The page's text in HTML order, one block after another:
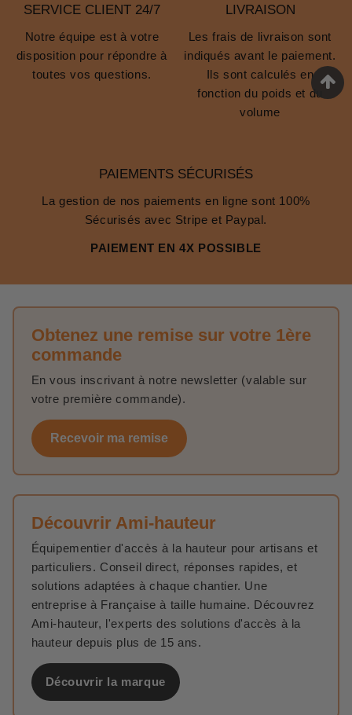
SERVICE CLIENT 24/7
Notre équipe est à votre
disposition pour répondre à
toutes vos questions.
LIVRAISON
Les frais de livraison sont
indiqués avant le paiement.
Ils sont calculés en
fonction du poids et du
volume
PAIEMENTS SÉCURISÉS
La gestion de nos paiements en ligne sont 100%
Sécurisés avec Stripe et Paypal.
PAIEMENT EN 4X POSSIBLE
Obtenez une remise sur votre 1ère
commande
En vous inscrivant à notre newsletter (valable sur
votre première commande).
Recevoir ma remise
Découvrir Ami-hauteur
Équipementier d'accès à la hauteur pour artisans et
particuliers. Conseil direct, réponses rapides, et
solutions adaptées à chaque chantier. Une
entreprise à Française à taille humaine. Découvrez
Ami-hauteur, l'experts des solutions d'accès à la
hauteur depuis plus de 15 ans.
Découvrir la marque